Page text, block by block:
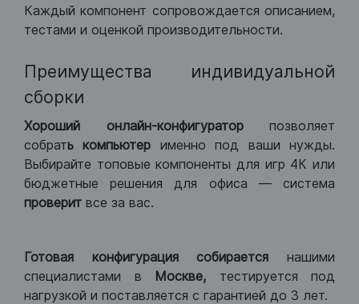
Каждый компонент сопровождается описанием,
тестами и оценкой производительности.
Преимущества индивидуальной
сборки
Хороший онлайн-конфигураторпозволяет
собрать компьютер именно под ваши нужды.
Выбирайте топовые компоненты для игр 4К или
бюджетные решения для офиса — система
проверит все за вас.
Готовая конфигурация собираетсянашими
специалистами в Москве, тестируется под
нагрузкой и поставляется с гарантией до 3 лет.